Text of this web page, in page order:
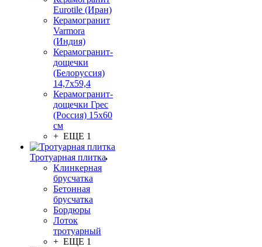
Eurotile (Иран)
Керамогранит
Varmora
(Индия)
Керамогранит-
дощечки
(Белоруссия)
14,7x59,4
Керамогранит-
дощечки Грес
(Россия) 15х60
см
+ ЕЩЕ 1
Тротуарная плитка
Клинкерная
брусчатка
Бетонная
брусчатка
Бордюры
Лоток
тротуарный
+ ЕЩЕ 1